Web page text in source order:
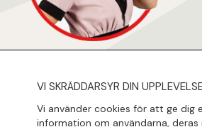
VI SKRÄDDARSYR DIN
Vi använder cookies för att ge dig
information om användarna,